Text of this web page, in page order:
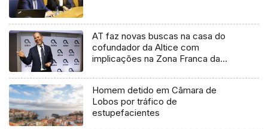
AT faz novas buscas na casa do
cofundador da Altice com
implicações na Zona Franca da
Homem detido em Câmara de
Lobos por tráfico de
estupefacientes